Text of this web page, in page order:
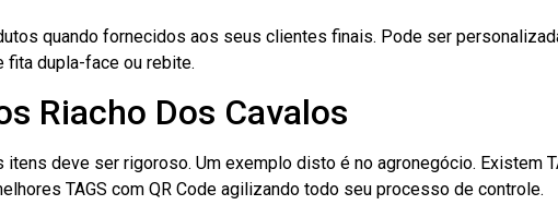
quando fornecidos aos seus clientes finais. Pode ser
dupla-face ou rebite.
Riacho Dos Cavalos
deve ser rigoroso. Um exemplo disto é no agronegócio. Existem
TAGS com QR Code agilizando todo seu processo de controle.